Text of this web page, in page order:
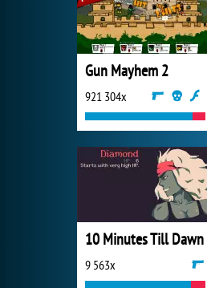
Gun Mayhem 2
921 304x
10 Minutes Till Dawn
9 563x